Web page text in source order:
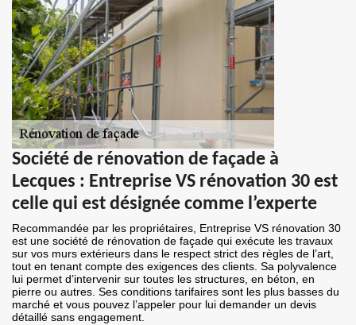
Société de rénovation de façade à
Lecques : Entreprise VS rénovation 30 est
celle qui est désignée comme l’experte
Recommandée par les propriétaires, Entreprise VS rénovation 30
est une société de rénovation de façade qui exécute les travaux
sur vos murs extérieurs dans le respect strict des règles de l’art,
tout en tenant compte des exigences des clients. Sa polyvalence
lui permet d’intervenir sur toutes les structures, en béton, en
pierre ou autres. Ses conditions tarifaires sont les plus basses du
marché et vous pouvez l’appeler pour lui demander un devis
détaillé sans engagement.